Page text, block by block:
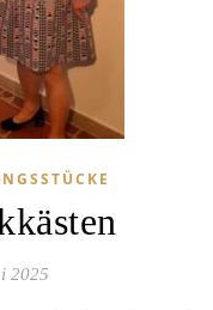
2025